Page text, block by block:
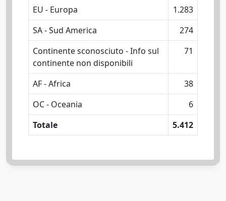
EU - Europa
1.283
SA - Sud America
274
Continente sconosciuto - Info sul
continente non disponibili
71
AF - Africa
38
OC - Oceania
6
Totale
5.412